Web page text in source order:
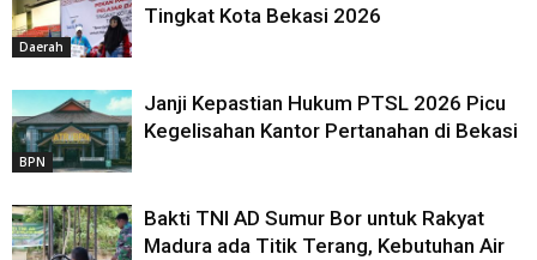
Daerah
Tingkat Kota Bekasi 2026
BPN
Janji Kepastian Hukum PTSL 2026 Picu
Kegelisahan Kantor Pertanahan di Bekasi
Bakti TNI AD Sumur Bor untuk Rakyat
Madura ada Titik Terang, Kebutuhan Air